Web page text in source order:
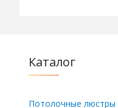
Каталог
Потолочные люстры